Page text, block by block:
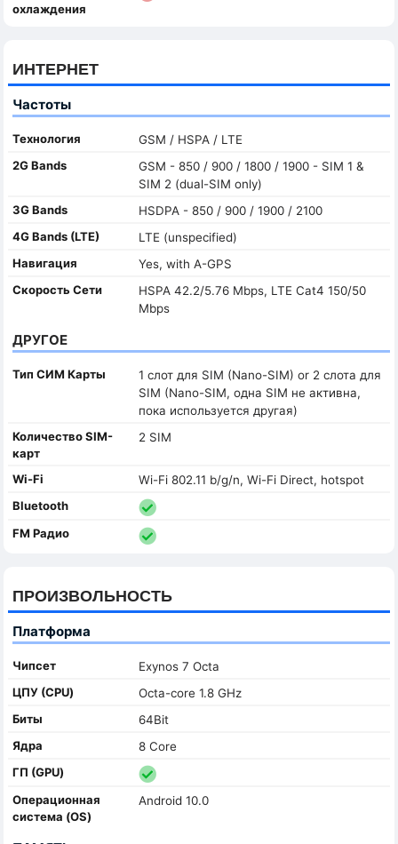
охлаждения
ИНТЕРНЕТ
Частоты
Технология
GSM / HSPA / LTE
2G Bands
GSM - 850 / 900 / 1800 / 1900 - SIM 1 &
SIM 2 (dual-SIM only)
3G Bands
HSDPA - 850 / 900 / 1900 / 2100
4G Bands (LTE)
LTE (unspecified)
Навигация
Yes, with A-GPS
Скорость Сети
HSPA 42.2/5.76 Mbps, LTE Cat4 150/50
Mbps
ДРУГОЕ
Тип СИМ Карты
1 слот для SIM (Nano-SIM) or 2 слота для
SIM (Nano-SIM, одна SIM не активна,
пока используется другая)
Количество SIM-
карт
2 SIM
Wi-Fi
Wi-Fi 802.11 b/g/n, Wi-Fi Direct, hotspot
Bluetooth
FM Радио
ПРОИЗВОЛЬНОСТЬ
Платформа
Чипсет
Exynos 7 Octa
ЦПУ (CPU)
Octa-core 1.8 GHz
Биты
64Bit
Ядра
8 Core
ГП (GPU)
Oперационная
система (OS)
Android 10.0